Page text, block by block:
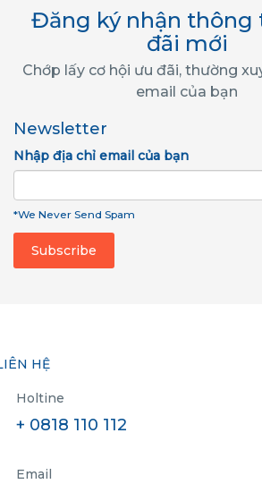
Đăng ký nhận thông
đãi mới
Chớp lấy cơ hội ưu đãi, thường
email của bạn
Newsletter
Nhập địa chỉ email của bạn
*We Never Send Spam
HỆ
Holtine
+ 0818 110 112
Email